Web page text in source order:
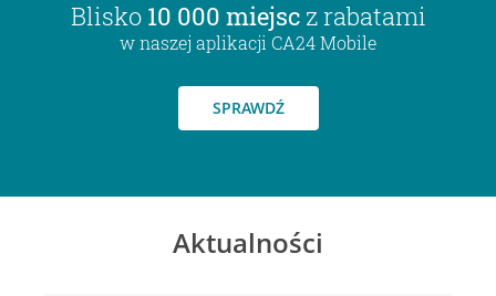
Blisko 10 000 miejsc z rabatami
w naszej aplikacji CA24 Mobile
SPRAWDŹ
Aktualności